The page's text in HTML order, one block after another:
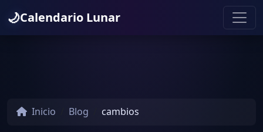
🌙Calendario Lunar
Inicio Blog cambios